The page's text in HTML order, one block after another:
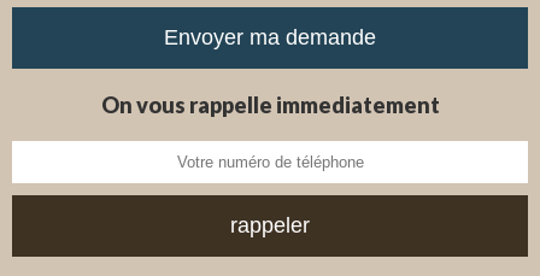
On vous rappelle immediatement